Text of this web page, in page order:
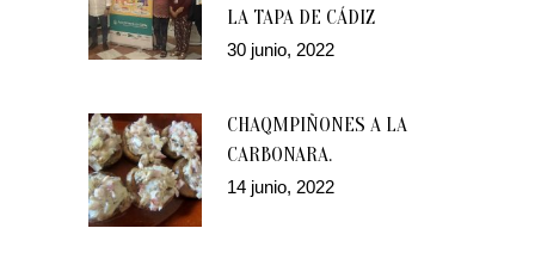
LA TAPA DE CÁDIZ
30 junio, 2022
CHAQMPIÑONES A LA
CARBONARA.
14 junio, 2022